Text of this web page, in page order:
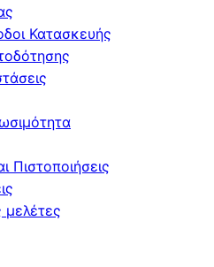
Κατασκευής
Πιστοποιήσεις
μελέτες